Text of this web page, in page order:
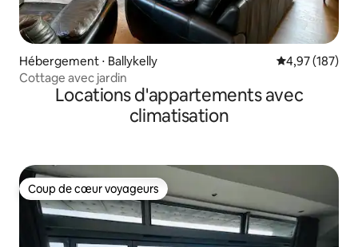
Hébergement ⋅ Ballykelly Évaluation
4,97 (187)
Cottage avec jardin
Locations d'appartements avec
climatisation
Coup de cœur voyageurs
Coup de cœur voyageurs